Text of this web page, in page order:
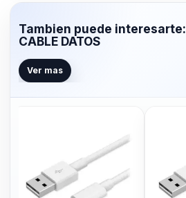
Tambien puede interesarte:
CABLE DATOS
Ver mas